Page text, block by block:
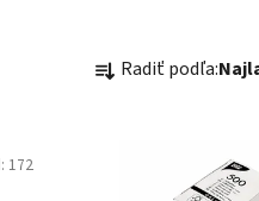
a Radiť podľa:
172